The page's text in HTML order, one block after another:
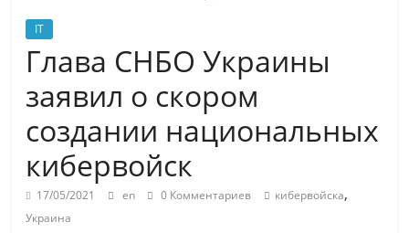
IT
Глава СНБО Украины
заявил о скором
создании национальных
кибервойск
17/05/2021 en 0 Комментариев кибервойска,
Украина